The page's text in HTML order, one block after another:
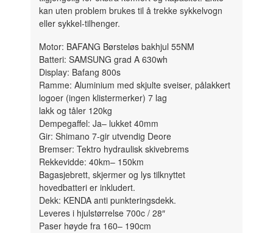
kan uten problem brukes til å trekke sykkelvogn
eller sykkel-tilhenger.
Motor: BAFANG Børsteløs bakhjul 55NM
Batteri: SAMSUNG grad A 630wh
Display: Bafang 800s
Ramme: Aluminium med skjulte sveiser, pålakkert
logoer (ingen klistermerker) 7 lag
lakk og tåler 120kg
Dempegaffel: Ja– lukket 40mm
Gir: Shimano 7-gir utvendig Deore
Bremser: Tektro hydraulisk skivebrems
Rekkevidde: 40km– 150km
Bagasjebrett, skjermer og lys tilknyttet
hovedbatteri er inkludert.
Dekk: KENDA anti punkteringsdekk.
Leveres i hjulstørrelse 700c / 28″
Paser høyde fra 160– 190cm